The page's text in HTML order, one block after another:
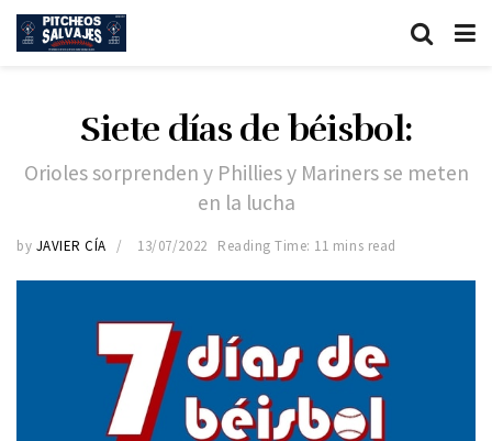
Siete días de béisbol:
Orioles sorprenden y Phillies y Mariners se meten
en la lucha
by JAVIER CÍA 13/07/2022 Reading Time: 11 mins read